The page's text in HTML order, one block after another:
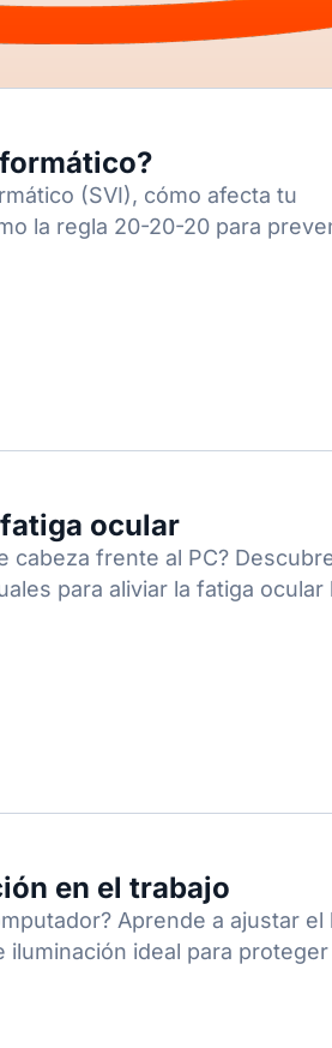
(SVI), cómo afecta tu
la regla 20-20-20 para
ocular
cabeza frente al PC?
para aliviar la fatiga ocular
en el trabajo
Aprende a ajustar el
ideal para